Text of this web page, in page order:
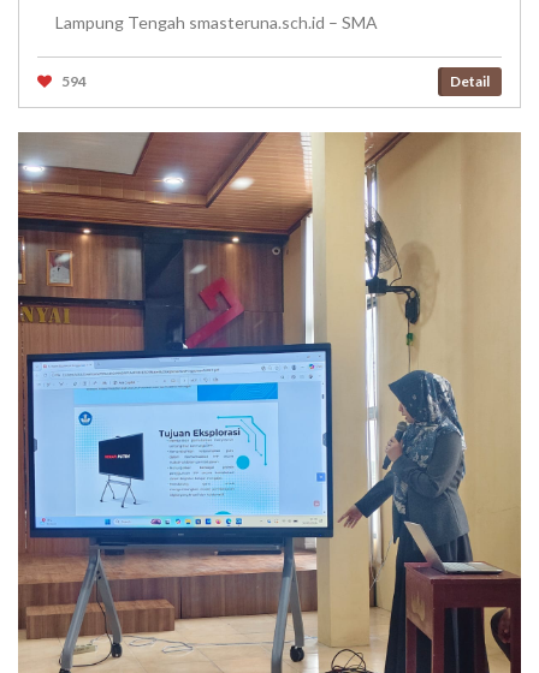
Lampung Tengah smasteruna.sch.id – SMA
594 Detail